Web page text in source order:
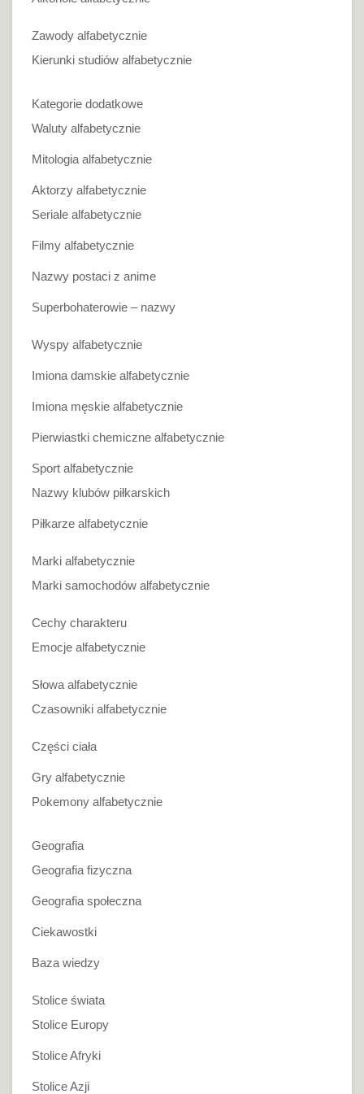
Zawody alfabetycznie
Kierunki studiów alfabetycznie
Kategorie dodatkowe
Waluty alfabetycznie
Mitologia alfabetycznie
Aktorzy alfabetycznie
Seriale alfabetycznie
Filmy alfabetycznie
Nazwy postaci z anime
Superbohaterowie – nazwy
Wyspy alfabetycznie
Imiona damskie alfabetycznie
Imiona męskie alfabetycznie
Pierwiastki chemiczne alfabetycznie
Sport alfabetycznie
Nazwy klubów piłkarskich
Piłkarze alfabetycznie
Marki alfabetycznie
Marki samochodów alfabetycznie
Cechy charakteru
Emocje alfabetycznie
Słowa alfabetycznie
Czasowniki alfabetycznie
Części ciała
Gry alfabetycznie
Pokemony alfabetycznie
Geografia
Geografia fizyczna
Geografia społeczna
Ciekawostki
Baza wiedzy
Stolice świata
Stolice Europy
Stolice Afryki
Stolice Azji